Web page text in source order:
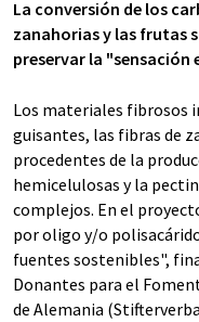
La conversión de los
zanahorias y las frutas
preservar la "sensación
Los materiales fibrosos
guisantes, las fibras de
procedentes de la
hemicelulosas y la
complejos. En el
por oligo y/o
fuentes sostenibles",
Donantes para el
de Alemania